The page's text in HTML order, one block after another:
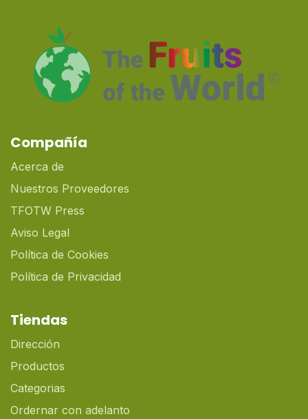
Compañía
Acerca de
Nuestros Proveedores
TFOTW Press
Aviso Legal
Política de Cookies
Política de Privacidad
Tiendas
Dirección
Productos
Categorias
Ordernar con adelanto